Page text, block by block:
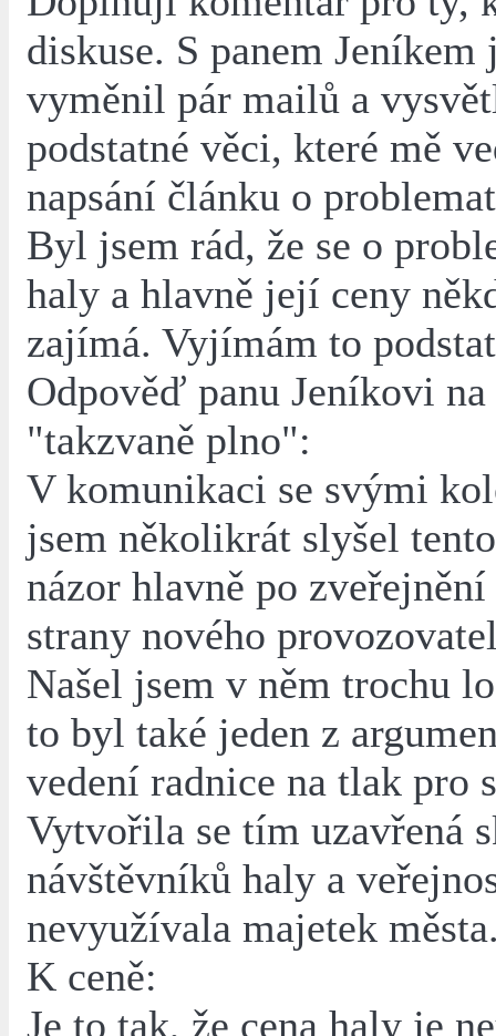
diskuse. S panem Jeníkem
vyměnil pár mailů a
podstatné věci, které mě
napsání článku o
Byl jsem rád, že se o
haly a hlavně její ceny
zajímá. Vyjímám to
Odpověď panu Jeníkovi
"takzvaně plno":
V komunikaci se svými
jsem několikrát slyšel
názor hlavně po
strany nového
Našel jsem v něm trochu
to byl také jeden z
vedení radnice na tlak pro
Vytvořila se tím uzavřená
návštěvníků haly a
nevyužívala majetek
K ceně:
Je to tak, že cena haly je